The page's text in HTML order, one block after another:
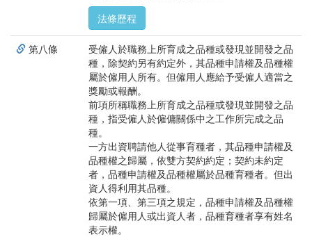
法條歷程
第八條
受僱人於職務上所育成之品種或發現並開發之品
種，除契約另有約定外，其品種申請權及品種權
屬於僱用人所有。但僱用人應給予受僱人適當之
獎勵或報酬。
前項所稱職務上所育成之品種或發現並開發之品
種，指受僱人於僱傭關係中之工作所完成之品
種。
一方出資聘請他人從事育種者，其品種申請權及
品種權之歸屬，依雙方契約約定；契約未約定
者，品種申請權及品種權屬於品種育種者。但出
資人得利用其品種。
依第一項、第三項之規定，品種申請權及品種權
歸屬於僱用人或出資人者，品種育種者享有姓名
表示權。